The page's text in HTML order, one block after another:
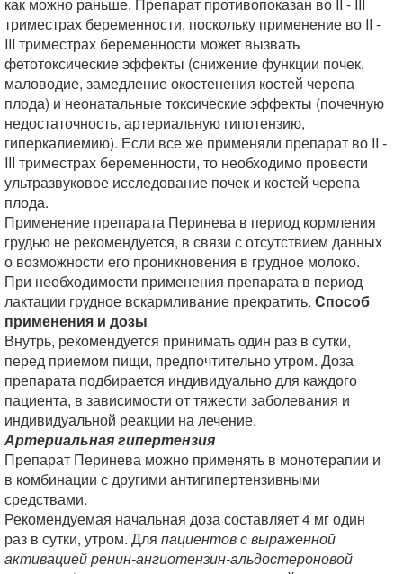
триместрах беременности, поскольку применение во II -
III триместрах беременности может вызвать
фетотоксические эффекты (снижение функции почек,
маловодие, замедление окостенения костей черепа
плода) и неонатальные токсические эффекты (почечную
недостаточность, артериальную гипотензию,
гиперкалиемию). Если все же применяли препарат во II -
III триместрах беременности, то необходимо провести
ультразвуковое исследование почек и костей черепа
плода.
Применение препарата Перинева в период кормления
грудью не рекомендуется, в связи с отсутствием данных
о возможности его проникновения в грудное молоко.
При необходимости применения препарата в период
лактации грудное вскармливание прекратить. Способ
применения и дозы
Внутрь, рекомендуется принимать один раз в сутки,
перед приемом пищи, предпочтительно утром. Доза
препарата подбирается индивидуально для каждого
пациента, в зависимости от тяжести заболевания и
индивидуальной реакции на лечение.
Артериальная гипертензия
Препарат Перинева можно применять в монотерапии и
в комбинации с другими антигипертензивными
средствами.
Рекомендуемая начальная доза составляет 4 мг один
раз в сутки, утром. Для пациентов с выраженной
активацией ренин-ангиотензин-альдостероновой